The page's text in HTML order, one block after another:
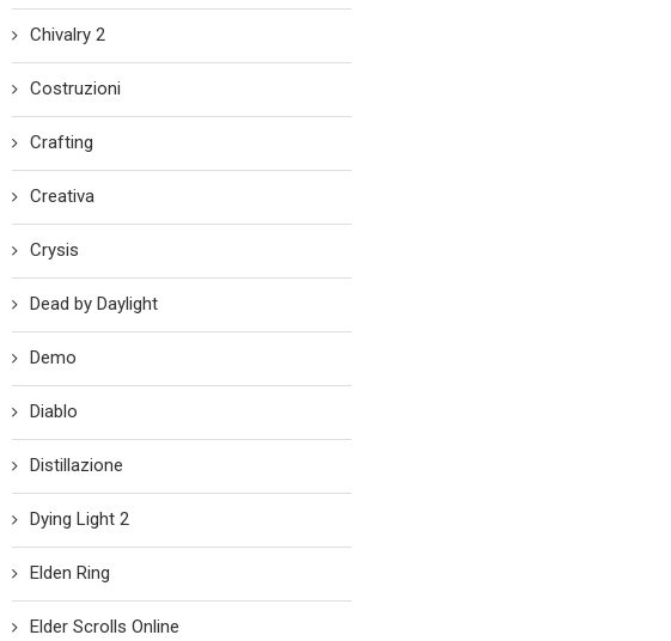
Chivalry 2
Costruzioni
Crafting
Creativa
Crysis
Dead by Daylight
Demo
Diablo
Distillazione
Dying Light 2
Elden Ring
Elder Scrolls Online